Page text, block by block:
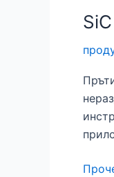
SiC